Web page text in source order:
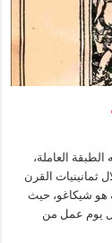
الطبقة العاملة،
القرن
هو شيكاغو، حيث
يوم عمل من